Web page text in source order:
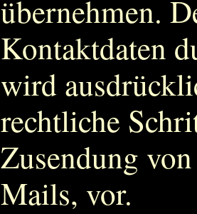
übernehmen.
Kontaktdaten
wird
rechtliche
Zusendung
Mails, vor.